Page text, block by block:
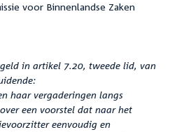
voor Binnenlandse Zaken
in artikel 7.20, tweede lid, van
haar vergaderingen langs
een voorstel dat naar het
eenvoudig en